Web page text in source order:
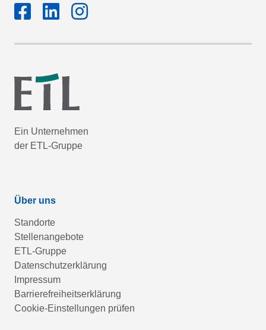
Ein Unternehmen
der ETL-Gruppe
Über uns
Standorte
Stellenangebote
ETL-Gruppe
Datenschutzerklärung
Impressum
Barrierefreiheitserklärung
Cookie-Einstellungen prüfen